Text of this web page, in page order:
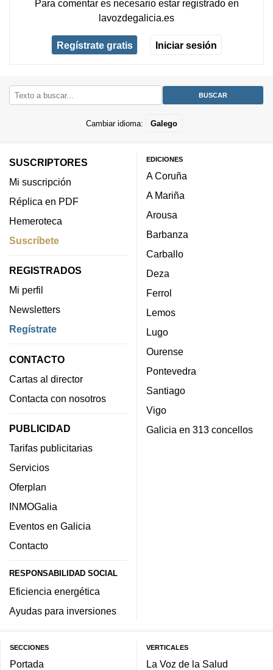
Para comentar es necesario estar registradoen
lavozdegalicia.es
Regístrate gratis Iniciar sesión
Cambiar idioma: Galego
SUSCRIPTORES
Mi suscripción
Réplica en PDF
Hemeroteca
Suscríbete
REGISTRADOS
Mi perfil
Newsletters
Regístrate
CONTACTO
Cartas al director
Contacta con nosotros
PUBLICIDAD
Tarifas publicitarias
Servicios
Oferplan
INMOGalia
Eventos en Galicia
Contacto
RESPONSABILIDAD SOCIAL
Eficiencia energética
Ayudas para inversiones
EDICIONES
A Coruña
A Mariña
Arousa
Barbanza
Carballo
Deza
Ferrol
Lemos
Lugo
Ourense
Pontevedra
Santiago
Vigo
Galicia en 313 concellos
SECCIONES
Portada
VERTICALES
La Voz de la Salud